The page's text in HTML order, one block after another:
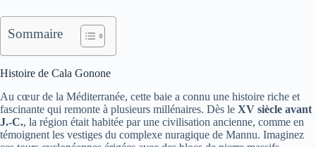
Sommaire
Histoire de Cala Gonone
Au cœur de la Méditerranée, cette baie a connu une histoire riche et
fascinante qui remonte à plusieurs millénaires. Dès le XV siècle avant
J.-C., la région était habitée par une civilisation ancienne, comme en
témoignent les vestiges du complexe nuragique de Mannu. Imaginez